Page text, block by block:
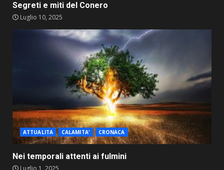
Segreti e miti del Conero
Luglio 10, 2025
ATTUALITA CALAMITA' CRONACA
Nei temporali attenti ai fulmini